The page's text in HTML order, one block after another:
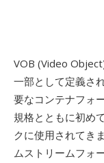
VOB (Video
一部として定義され
要なコンテナフォ
規格とともに初め
クに使用されてき
ムストリームフォ